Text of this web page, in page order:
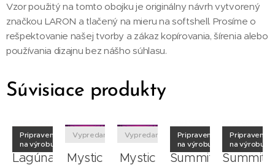
Vzor použitý na tomto obojku je originálny návrh vytvorený
značkou LARON a tlačený na mieru na softshell. Prosíme o
rešpektovanie našej tvorby a zákaz kopírovania, šírenia alebo
používania dizajnu bez nášho súhlasu.
Súvisiace produkty
Lagúna
Pripravené
na výrobu
Mystic
Vypredané
Mystic
Vypredané
Summit
Pripravené
na výrobu
Summit
Pripravené
na výrobu